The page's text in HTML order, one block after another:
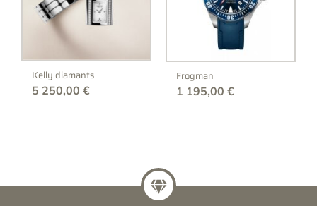
Kelly diamants
5 250,00 €
Frogman
1 195,00 €